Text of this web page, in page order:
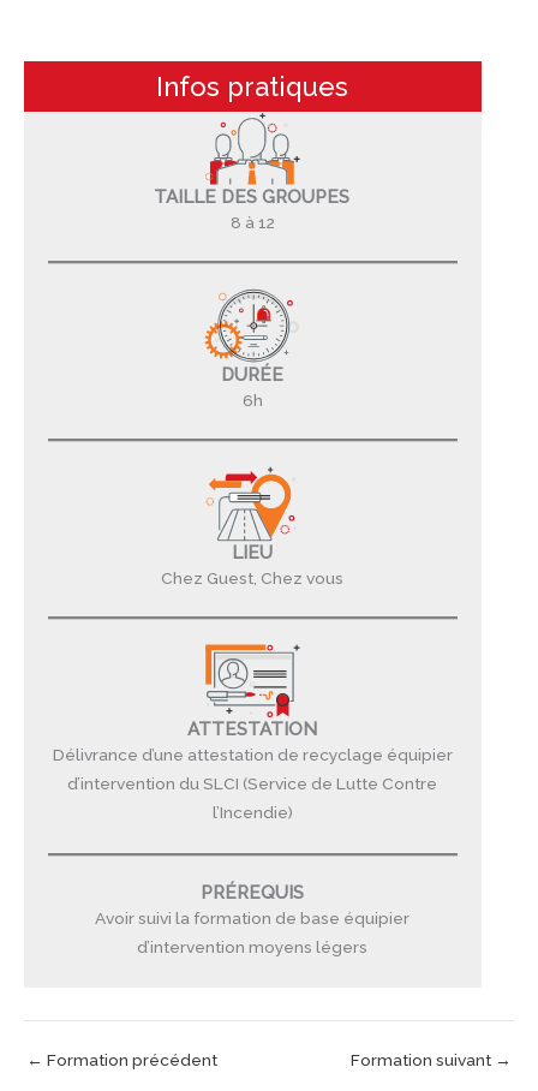
Infos pratiques
TAILLE DES GROUPES
8 à 12
DURÉE
6h
LIEU
Chez Guest, Chez vous
ATTESTATION
Délivrance d’une attestation de recyclage équipier
d’intervention du SLCI (Service de Lutte Contre
l’Incendie)
PRÉREQUIS
Avoir suivi la formation de base équipier
d’intervention moyens légers
← Formation précédent Formation suivant →